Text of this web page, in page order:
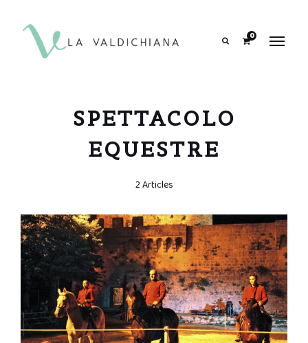
0
SPETTACOLO
EQUESTRE
2 Articles